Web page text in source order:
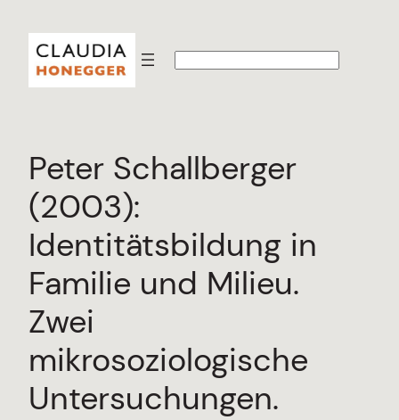
Inhalt
springen
Peter Schallberger
(2003):
Identitätsbildung in
Familie und Milieu.
Zwei
mikrosoziologische
Untersuchungen.